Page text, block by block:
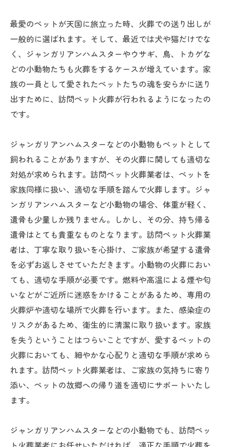
最愛のペットが天国に旅立った時、火葬での送り出しが
一般的に選ばれます。そして、最近では犬や猫だけでな
く、ジャンガリアンハムスターやウサギ、鳥、トカゲな
どの小動物たちも火葬をするケースが増えています。家
族の一員として愛されたペットたちの魂を安らかに送り
出すために、訪問ペット火葬が行われるようになったの
です。
ジャンガリアンハムスターなどの小動物もペットとして
飼われることがありますが、その火葬に関しても適切な
対処が求められます。訪問ペット火葬業者は、ペットを
家族同様に扱い、適切な手順を踏んで火葬します。ジャ
ンガリアンハムスターなど小動物の場合、体重が軽く、
遺骨も少量しか残りません。しかし、その分、持ち帰る
遺骨はとても貴重なものとなります。訪問ペット火葬業
者は、丁寧な取り扱いを心掛け、ご家族が希望する遺骨
を必ずお返しさせていただきます。小動物の火葬におい
ても、適切な手順が必要です。燃料や高温による煙や匂
いなどがご近所に迷惑をかけることがあるため、専用の
火葬炉や適切な場所で火葬を行います。また、感染症の
リスクがあるため、衛生的に清潔に取り扱います。家族
を失うということはつらいことですが、愛するペットの
火葬においても、細やかな心配りと適切な手順が求めら
れます。訪問ペット火葬業者は、ご家族の気持ちに寄り
添い、ペットの故郷への帰り道を適切にサポートいたし
ます。
ジャンガリアンハムスターなどの小動物でも、訪問ペッ